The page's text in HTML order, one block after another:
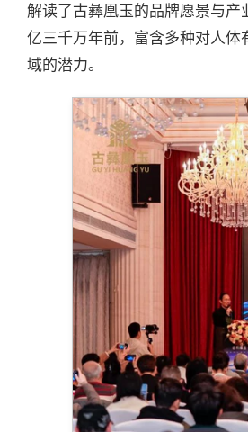
解读了古彝凰玉的品牌愿景与
亿三千万年前，富含多种对人
域的潜力。